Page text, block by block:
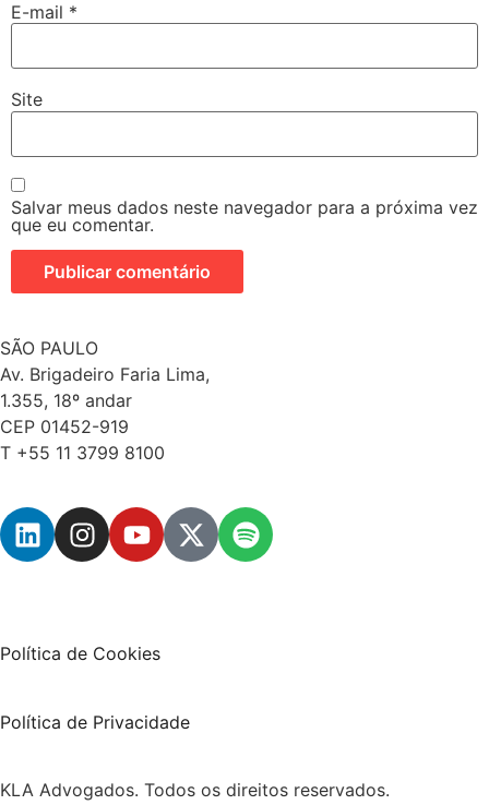
E-mail *
Site
Salvar meus dados neste navegador para a próxima vez
que eu comentar.
SÃO PAULO
Av. Brigadeiro Faria Lima,
1.355, 18º andar
CEP 01452-919
T +55 11 3799 8100
Política de Cookies
Política de Privacidade
KLA Advogados. Todos os direitos reservados.